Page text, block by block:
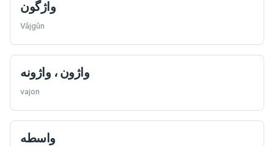
واژگون
Vâjgûn
واژون ، واژونه
vajon
واسطه